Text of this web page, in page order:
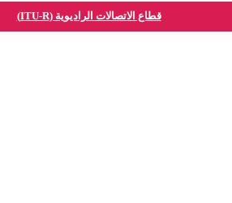
قطاع الاتصالات الراديوية (ITU-R)